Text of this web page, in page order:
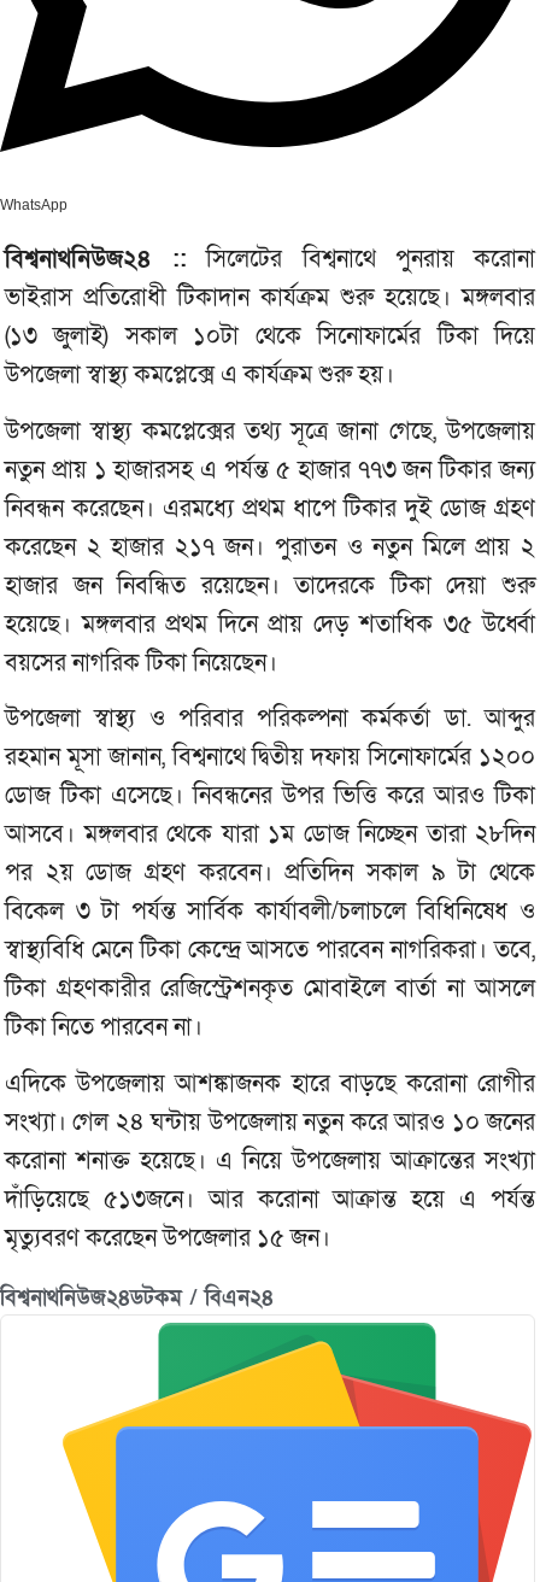
WhatsApp
বিশ্বনাথনিউজ২৪ :: সিলেটের বিশ্বনাথে পুনরায় করোনা
ভাইরাস প্রতিরোধী টিকাদান কার্যক্রম শুরু হয়েছে। মঙ্গলবার
(১৩ জুলাই) সকাল ১০টা থেকে সিনোফার্মের টিকা দিয়ে
উপজেলা স্বাস্থ্য কমপ্লেক্সে এ কার্যক্রম শুরু হয়।
উপজেলা স্বাস্থ্য কমপ্লেক্সের তথ্য সূত্রে জানা গেছে, উপজেলায়
নতুন প্রায় ১ হাজারসহ এ পর্যন্ত ৫ হাজার ৭৭৩ জন টিকার জন্য
নিবন্ধন করেছেন। এরমধ্যে প্রথম ধাপে টিকার দুই ডোজ গ্রহণ
করেছেন ২ হাজার ২১৭ জন। পুরাতন ও নতুন মিলে প্রায় ২
হাজার জন নিবন্ধিত রয়েছেন। তাদেরকে টিকা দেয়া শুরু
হয়েছে। মঙ্গলবার প্রথম দিনে প্রায় দেড় শতাধিক ৩৫ উর্ধ্বো
বয়সের নাগরিক টিকা নিয়েছেন।
উপজেলা স্বাস্থ্য ও পরিবার পরিকল্পনা কর্মকর্তা ডা. আব্দুর
রহমান মূসা জানান, বিশ্বনাথে দ্বিতীয় দফায় সিনোফার্মের ১২০০
ডোজ টিকা এসেছে। নিবন্ধনের উপর ভিত্তি করে আরও টিকা
আসবে। মঙ্গলবার থেকে যারা ১ম ডোজ নিচ্ছেন তারা ২৮দিন
পর ২য় ডোজ গ্রহণ করবেন। প্রতিদিন সকাল ৯ টা থেকে
বিকেল ৩ টা পর্যন্ত সার্বিক কার্যাবলী/চলাচলে বিধিনিষেধ ও
স্বাস্থ্যবিধি মেনে টিকা কেন্দ্রে আসতে পারবেন নাগরিকরা। তবে,
টিকা গ্রহণকারীর রেজিস্ট্রেশনকৃত মোবাইলে বার্তা না আসলে
টিকা নিতে পারবেন না।
এদিকে উপজেলায় আশঙ্কাজনক হারে বাড়ছে করোনা রোগীর
সংখ্যা। গেল ২৪ ঘন্টায় উপজেলায় নতুন করে আরও ১০ জনের
করোনা শনাক্ত হয়েছে। এ নিয়ে উপজেলায় আক্রান্তের সংখ্যা
দাঁড়িয়েছে ৫১৩জনে। আর করোনা আক্রান্ত হয়ে এ পর্যন্ত
মৃত্যুবরণ করেছেন উপজেলার ১৫ জন।
বিশ্বনাথনিউজ২৪ডটকম / বিএন২৪